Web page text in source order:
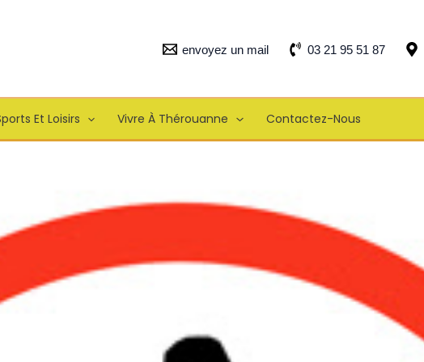
envoyez un mail 03 21 95 51 87
Et Loisirs Vivre À Thérouanne Contactez-Nous